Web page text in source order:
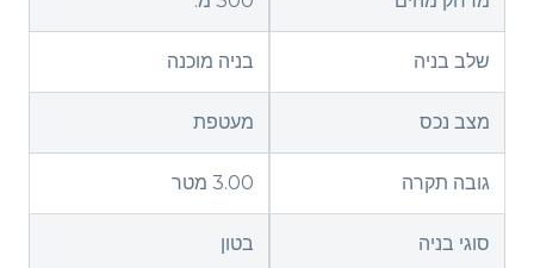
שלב בניה בניה מוכנה
מצב נכס מעטפת
גובה תקרה 3.00 מטר
סוגי בניה בטון